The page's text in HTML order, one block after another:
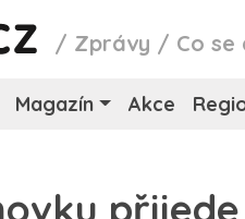
/ Zprávy / Co se
Magazín Akce